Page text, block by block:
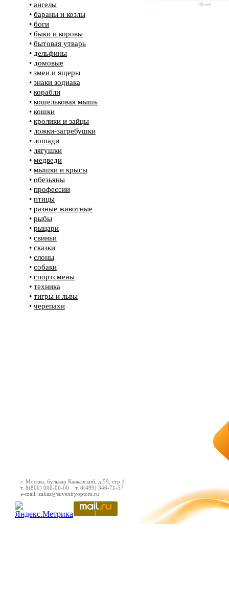
• ангелы
• бараны и козлы
• боги
• быки и коровы
• бытовая утварь
• дельфины
• домовые
• змеи и ящеры
• знаки зодиака
• корабли
• кошельковая мышь
• кошки
• кролики и зайцы
• ложки-загребушки
• лошади
• лягушки
• медведи
• мышки и крысы
• обезьяны
• профессии
• птицы
• разные животные
• рыбы
• рыцари
• свиньи
• сказки
• слоны
• собаки
• спортсмены
• техника
• тигры и львы
• черепахи
г. Москва, бульвар Кавказский, д.59, стр.1
т. 8(800) 000-00-00 т. 8(499) 346-71-57
e-mail: zakaz@suveniryoptom.ru